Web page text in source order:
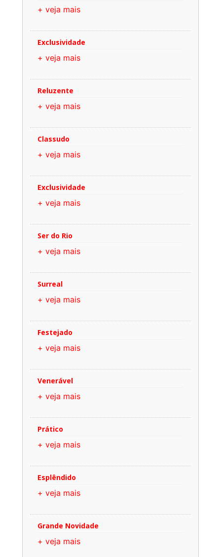
+ veja mais
Exclusividade
+ veja mais
Reluzente
+ veja mais
Classudo
+ veja mais
Exclusividade
+ veja mais
Ser do Rio
+ veja mais
Surreal
+ veja mais
Festejado
+ veja mais
Venerável
+ veja mais
Prático
+ veja mais
Esplêndido
+ veja mais
Grande Novidade
+ veja mais